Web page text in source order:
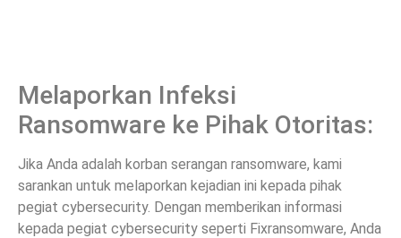
Melaporkan Infeksi
Ransomware ke Pihak Otoritas:
Jika Anda adalah korban serangan ransomware, kami
sarankan untuk melaporkan kejadian ini kepada pihak
pegiat cybersecurity. Dengan memberikan informasi
kepada pegiat cybersecurity seperti Fixransomware, Anda